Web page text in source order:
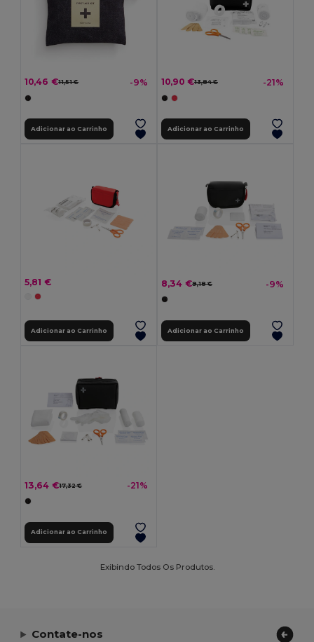
10,46 €11,51 € -9%
Adicionar ao Carrinho
10,90 €13,84 € -21%
Adicionar ao Carrinho
5,81 €
Adicionar ao Carrinho
8,34 €9,18 € -9%
Adicionar ao Carrinho
13,64 €17,32 € -21%
Adicionar ao Carrinho
Exibindo Todos Os Produtos.
Contate-nos